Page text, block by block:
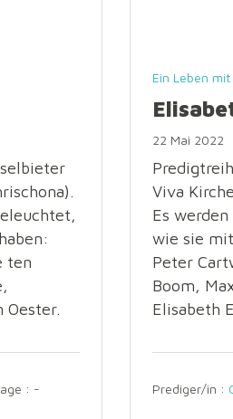
ten
Oester.
: -
Ein Leben
22 Mai 2022
Viva
Es
wie sie
Peter
Boom,
Elisabeth
Prediger/in :